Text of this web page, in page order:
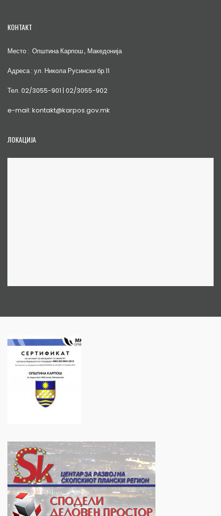
КОНТАКТ
Место : Општина Карпош , Македонија
Адреса : ул. Никола Русински бр.11
Тел. 02/3055-901 | 02/3055-902
e-mail: kontakt@karpos.gov.mk
ЛОКАЦИЈА